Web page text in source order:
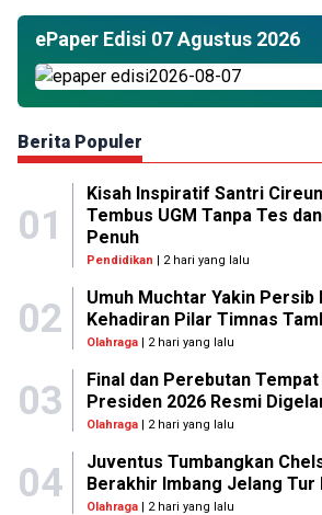
ePaper Edisi 07 Agustus 2026
Berita Populer
01
Kisah Inspiratif Santri
Tembus UGM Tanpa Tes
Penuh
Pendidikan | 2 hari yang lalu
02
Umuh Muchtar Yakin Persib
Kehadiran Pilar Timnas
Olahraga| 2 hari yang lalu
03
Final dan Perebutan
Presiden 2026 Resmi
Olahraga| 2 hari yang lalu
04
Juventus Tumbangkan
Berakhir Imbang Jelang Tur
Olahraga| 2 hari yang lalu